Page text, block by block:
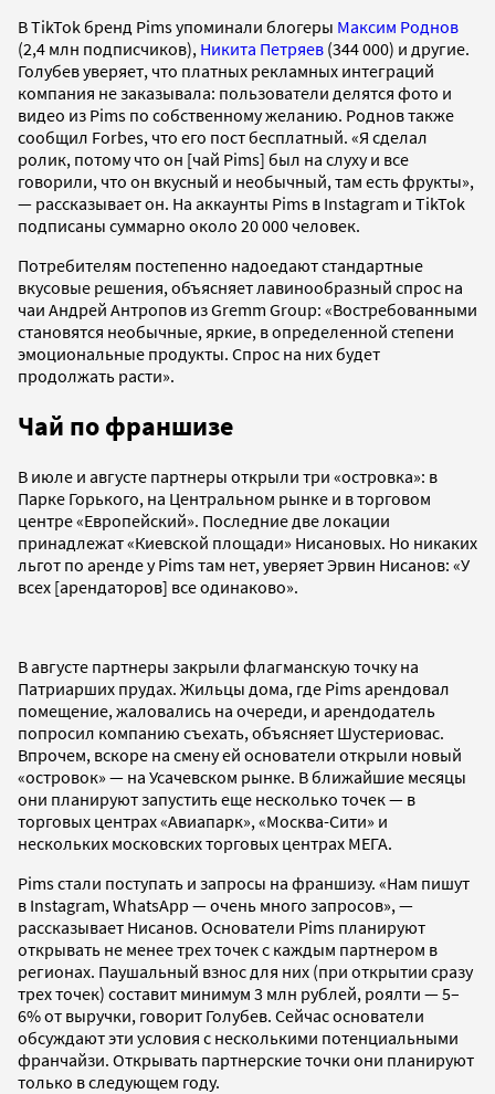
В TikTok бренд Pims упоминали блогеры Максим Роднов
(2,4 млн подписчиков), Никита Петряев (344 000) и другие.
Голубев уверяет, что платных рекламных интеграций
компания не заказывала: пользователи делятся фото и
видео из Pims по собственному желанию. Роднов также
сообщил Forbes, что его пост бесплатный. «Я сделал
ролик, потому что он [чай Pims] был на слуху и все
говорили, что он вкусный и необычный, там есть фрукты»,
— рассказывает он. На аккаунты Pims в Instagram и TikTok
подписаны суммарно около 20 000 человек.
Потребителям постепенно надоедают стандартные
вкусовые решения, объясняет лавинообразный спрос на
чаи Андрей Антропов из Gremm Group: «Востребованными
становятся необычные, яркие, в определенной степени
эмоциональные продукты. Спрос на них будет
продолжать расти».
Чай по франшизе
В июле и августе партнеры открыли три «островка»: в
Парке Горького, на Центральном рынке и в торговом
центре «Европейский». Последние две локации
принадлежат «Киевской площади» Нисановых. Но никаких
льгот по аренде у Pims там нет, уверяет Эрвин Нисанов: «У
всех [арендаторов] все одинаково».
В августе партнеры закрыли флагманскую точку на
Патриарших прудах. Жильцы дома, где Pims арендовал
помещение, жаловались на очереди, и арендодатель
попросил компанию съехать, объясняет Шустериовас.
Впрочем, вскоре на смену ей основатели открыли новый
«островок» — на Усачевском рынке. В ближайшие месяцы
они планируют запустить еще несколько точек — в
торговых центрах «Авиапарк», «Москва-Сити» и
нескольких московских торговых центрах МЕГА.
Pims стали поступать и запросы на франшизу. «Нам пишут
в Instagram, WhatsApp — очень много запросов», —
рассказывает Нисанов. Основатели Pims планируют
открывать не менее трех точек с каждым партнером в
регионах. Паушальный взнос для них (при открытии сразу
трех точек) составит минимум 3 млн рублей, роялти — 5–
6% от выручки, говорит Голубев. Сейчас основатели
обсуждают эти условия с несколькими потенциальными
франчайзи. Открывать партнерские точки они планируют
только в следующем году.